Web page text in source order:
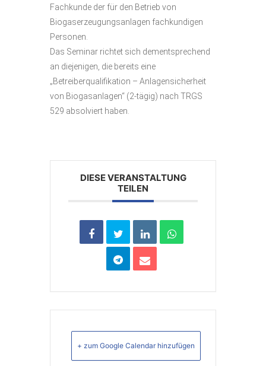
Fachkunde der für den Betrieb von
Biogaserzeugungsanlagen fachkundigen
Personen.
Das Seminar richtet sich dementsprechend
an diejenigen, die bereits eine
„Betreiberqualifikation – Anlagensicherheit
von Biogasanlagen“ (2-tägig) nach TRGS
529 absolviert haben.
DIESE VERANSTALTUNG
TEILEN
+ zum Google Calendar hinzufügen